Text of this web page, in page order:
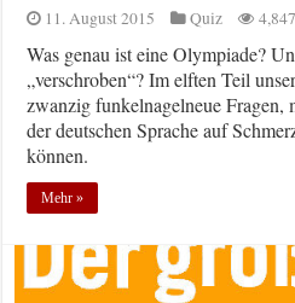
11. August 2015 Quiz 4,847
Was genau ist eine Olympiade?
„verschroben“? Im elften Teil
zwanzig funkelnagelneue Fragen,
der deutschen Sprache auf
können.
Mehr »